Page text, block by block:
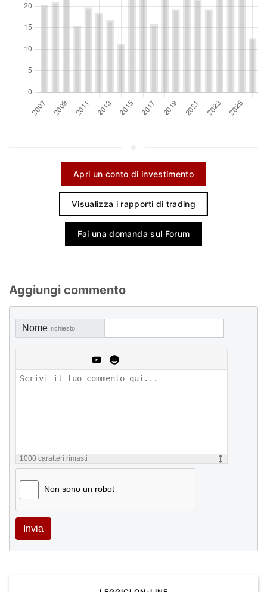
Apri un conto di investimento
Visualizza i rapporti di trading
Fai una domanda sul Forum
Aggiungi commento
Nome richiesto
1000 caratteri rimasti
Non sono un robot
Invia